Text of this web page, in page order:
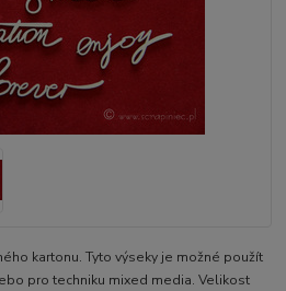
kartonu. Tyto výseky je možné použít
pro techniku mixed media. Velikost